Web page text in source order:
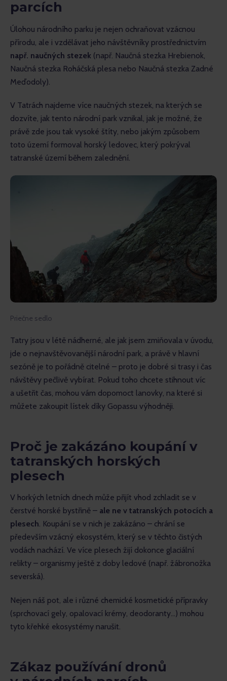
parcích
Úlohou národního parku je nejen ochraňovat vzácnou
přírodu, ale i vzdělávat jeho návštěvníky prostřednictvím
např. naučných stezek (např. Naučná stezka Hrebienok,
Naučná stezka Roháčská plesa nebo Naučná stezka Zadné
Meďodoly).
V Tatrách najdeme více naučných stezek, na kterých se
dozvíte, jak tento národní park vznikal, jak je možné, že
právě zde jsou tak vysoké štíty, nebo jakým způsobem
toto území formoval horský ledovec, který pokrýval
tatranské území během zalednění.
Priečne sedlo
Tatry jsou v létě nádherné, ale jak jsem zmiňovala v úvodu,
jde o nejnavštěvovanější národní park, a právě v hlavní
sezóně je to pořádně citelné – proto je dobré si trasy i čas
návštěvy pečlivě vybírat. Pokud toho chcete stihnout víc
a ušetřit čas, mohou vám dopomoct lanovky, na které si
můžete zakoupit lístek díky Gopassu výhodněji.
Proč je zakázáno koupání v
tatranských horských
plesech
V horkých letních dnech může přijít vhod zchladit se v
čerstvé horské bystřině – ale ne v tatranských potocích a
plesech. Koupání se v nich je zakázáno – chrání se
především vzácný ekosystém, který se v těchto čistých
vodách nachází. Ve více plesech žijí dokonce glaciální
relikty – organismy ještě z doby ledové (např. žábronožka
severská).
Nejen náš pot, ale i různé chemické kosmetické přípravky
(sprchovací gely, opalovací krémy, deodoranty…) mohou
tyto křehké ekosystémy narušit.
Zákaz používání dronů